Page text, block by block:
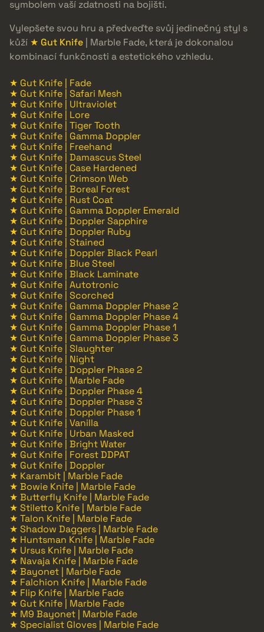
symbolem vaší zdatnosti na bojišti.
Vylepšete svou hru a předveďte svůj jedinečný styl s
kůží ★ Gut Knife | Marble Fade, která je dokonalou
kombinací funkčnosti a estetického vzhledu.
★ Gut Knife | Fade
★ Gut Knife | Safari Mesh
★ Gut Knife | Ultraviolet
★ Gut Knife | Lore
★ Gut Knife | Tiger Tooth
★ Gut Knife | Gamma Doppler
★ Gut Knife | Freehand
★ Gut Knife | Damascus Steel
★ Gut Knife | Case Hardened
★ Gut Knife | Crimson Web
★ Gut Knife | Boreal Forest
★ Gut Knife | Rust Coat
★ Gut Knife | Gamma Doppler Emerald
★ Gut Knife | Doppler Sapphire
★ Gut Knife | Doppler Ruby
★ Gut Knife | Stained
★ Gut Knife | Doppler Black Pearl
★ Gut Knife | Blue Steel
★ Gut Knife | Black Laminate
★ Gut Knife | Autotronic
★ Gut Knife | Scorched
★ Gut Knife | Gamma Doppler Phase 2
★ Gut Knife | Gamma Doppler Phase 4
★ Gut Knife | Gamma Doppler Phase 1
★ Gut Knife | Gamma Doppler Phase 3
★ Gut Knife | Slaughter
★ Gut Knife | Night
★ Gut Knife | Doppler Phase 2
★ Gut Knife | Marble Fade
★ Gut Knife | Doppler Phase 4
★ Gut Knife | Doppler Phase 3
★ Gut Knife | Doppler Phase 1
★ Gut Knife | Vanilla
★ Gut Knife | Urban Masked
★ Gut Knife | Bright Water
★ Gut Knife | Forest DDPAT
★ Gut Knife | Doppler
★ Karambit | Marble Fade
★ Bowie Knife | Marble Fade
★ Butterfly Knife | Marble Fade
★ Stiletto Knife | Marble Fade
★ Talon Knife | Marble Fade
★ Shadow Daggers | Marble Fade
★ Huntsman Knife | Marble Fade
★ Ursus Knife | Marble Fade
★ Navaja Knife | Marble Fade
★ Bayonet | Marble Fade
★ Falchion Knife | Marble Fade
★ Flip Knife | Marble Fade
★ Gut Knife | Marble Fade
★ M9 Bayonet | Marble Fade
★ Specialist Gloves | Marble Fade